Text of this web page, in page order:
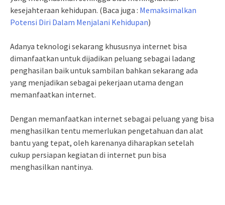
kesejahteraan kehidupan. (Baca juga : Memaksimalkan
Potensi Diri Dalam Menjalani Kehidupan)
Adanya teknologi sekarang khususnya internet bisa
dimanfaatkan untuk dijadikan peluang sebagai ladang
penghasilan baik untuk sambilan bahkan sekarang ada
yang menjadikan sebagai pekerjaan utama dengan
memanfaatkan internet.
Dengan memanfaatkan internet sebagai peluang yang bisa
menghasilkan tentu memerlukan pengetahuan dan alat
bantu yang tepat, oleh karenanya diharapkan setelah
cukup persiapan kegiatan di internet pun bisa
menghasilkan nantinya.